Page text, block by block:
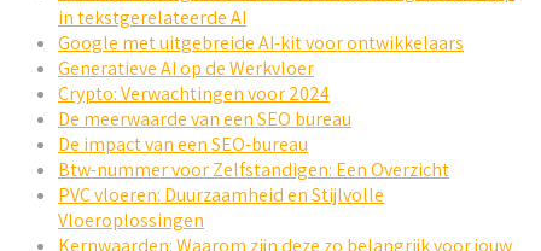
in tekstgerelateerde AI
Google met uitgebreide AI-kit voor ontwikkelaars
Generatieve AI op de Werkvloer
Crypto: Verwachtingen voor 2024
De meerwaarde van een SEO bureau
De impact van een SEO-bureau
Btw-nummer voor Zelfstandigen: Een Overzicht
PVC vloeren: Duurzaamheid en Stijlvolle
Vloeroplossingen
Kernwaarden: Waarom zijn deze zo belangrijk voor jouw